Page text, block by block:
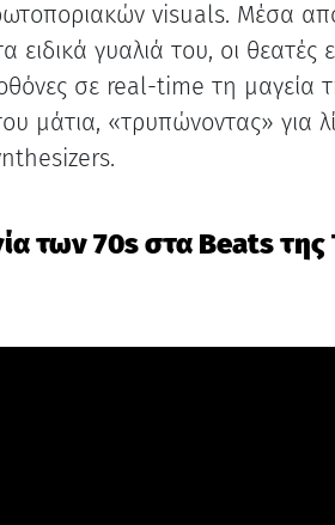
visuals. Μέσα
γυαλιά του, οι θεατές
σε real-time τη μαγεία
μάτια, «τρυπώνοντας» για
των 70s στα Beats της